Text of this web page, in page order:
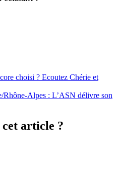
choisi ? Ecoutez Chérie et
Rhône-Alpes : L’ASN délivre son
cet article ?